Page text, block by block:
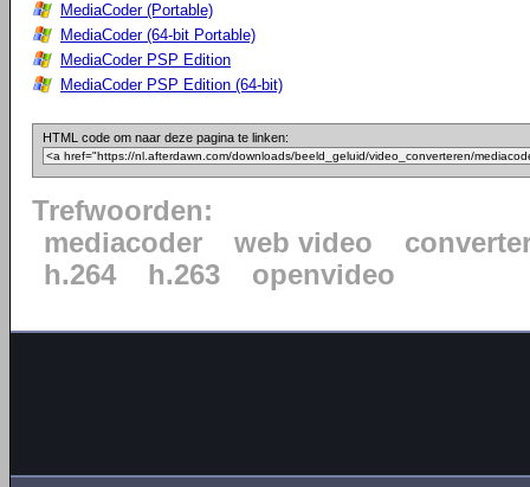
MediaCoder (Portable)
MediaCoder (64-bit Portable)
MediaCoder PSP Edition
MediaCoder PSP Edition (64-bit)
HTML code om naar deze pagina te linken:
Trefwoorden:
mediacoder
web video
h.264
h.263 openvideo